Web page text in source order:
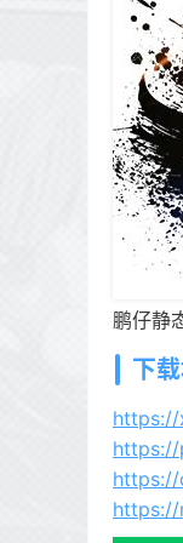
鹏仔静
下载
https://
https://
https://
https://